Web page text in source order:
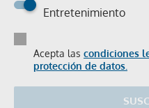
Entretenimiento
Acepta las condiciones
protección de datos.